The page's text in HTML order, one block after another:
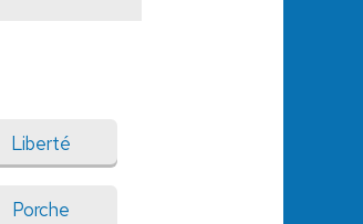
Liberté
Porche